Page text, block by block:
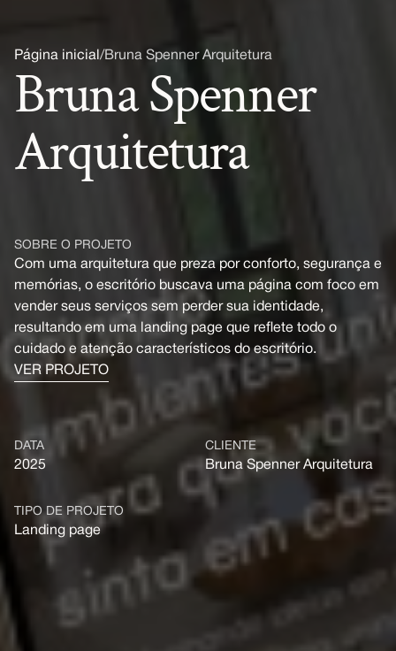
Página inicial /Bruna Spenner Arquitetura
Bruna Spenner
Arquitetura
SOBRE O PROJETO
Com uma arquitetura que preza por conforto, segurança e
memórias, o escritório buscava uma página com foco em
vender seus serviços sem perder sua identidade,
resultando em uma landing page que reflete todo o
cuidado e atenção característicos do escritório.
VER PROJETO
DATA
2025
CLIENTE
Bruna Spenner Arquitetura
TIPO DE PROJETO
Landing page